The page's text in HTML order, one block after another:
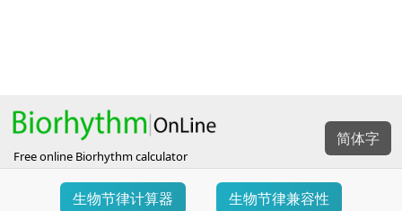
Free online Biorhythm calculator
简体字
生物节律计算器 生物节律兼容性